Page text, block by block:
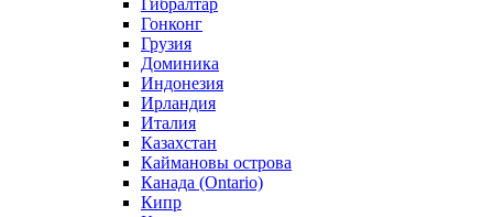
Гибралтар
Гонконг
Грузия
Доминика
Индонезия
Ирландия
Италия
Казахстан
Каймановы острова
Канада (Ontario)
Кипр